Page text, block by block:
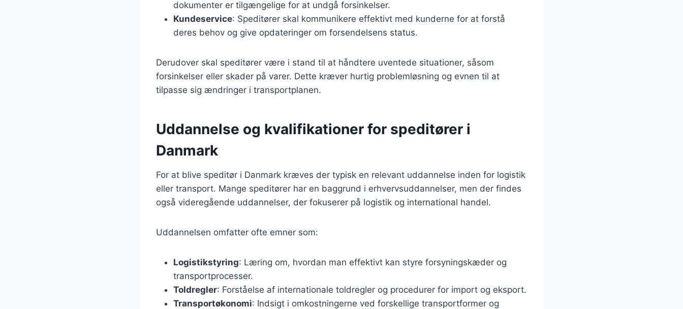
dokumenter er tilgængelige for at undgå forsinkelser.
Kundeservice: Speditører skal kommunikere effektivt med kunderne for at forstå
deres behov og give opdateringer om forsendelsens status.
Derudover skal speditører være i stand til at håndtere uventede situationer, såsom
forsinkelser eller skader på varer. Dette kræver hurtig problemløsning og evnen til at
tilpasse sig ændringer i transportplanen.
Uddannelse og kvalifikationer for speditører i
Danmark
For at blive speditør i Danmark kræves der typisk en relevant uddannelse inden for logistik
eller transport. Mange speditører har en baggrund i erhvervsuddannelser, men der findes
også videregående uddannelser, der fokuserer på logistik og international handel.
Uddannelsen omfatter ofte emner som:
Logistikstyring: Læring om, hvordan man effektivt kan styre forsyningskæder og
transportprocesser.
Toldregler: Forståelse af internationale toldregler og procedurer for import og eksport.
Transportøkonomi: Indsigt i omkostningerne ved forskellige transportformer og